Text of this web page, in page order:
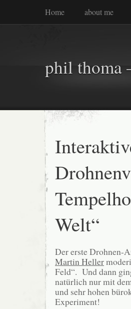
Home about me
phil thoma
Welt“
Der erste Drohnen-
Martin Heller
Feld“. Und dann
natürlich nur mit
und sehr hohen
Experiment!